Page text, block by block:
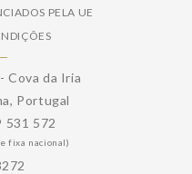
PELA UE
Cova da Iria
Portugal
531 572
fixa nacional)